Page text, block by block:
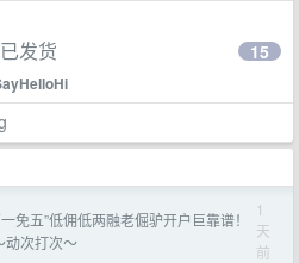
发货 15
免五”低佣低两融老倔驴开户巨靠谱！
动次打次～
1
天
前